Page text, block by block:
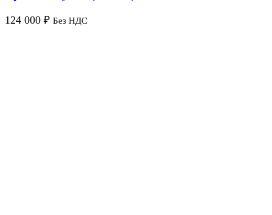
124 000 ₽ Без НДС